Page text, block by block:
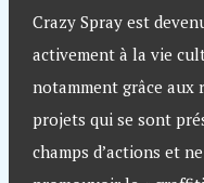
Crazy Spray est
activement à la vie
notamment grâce aux
projets qui se sont
champs d’actions et